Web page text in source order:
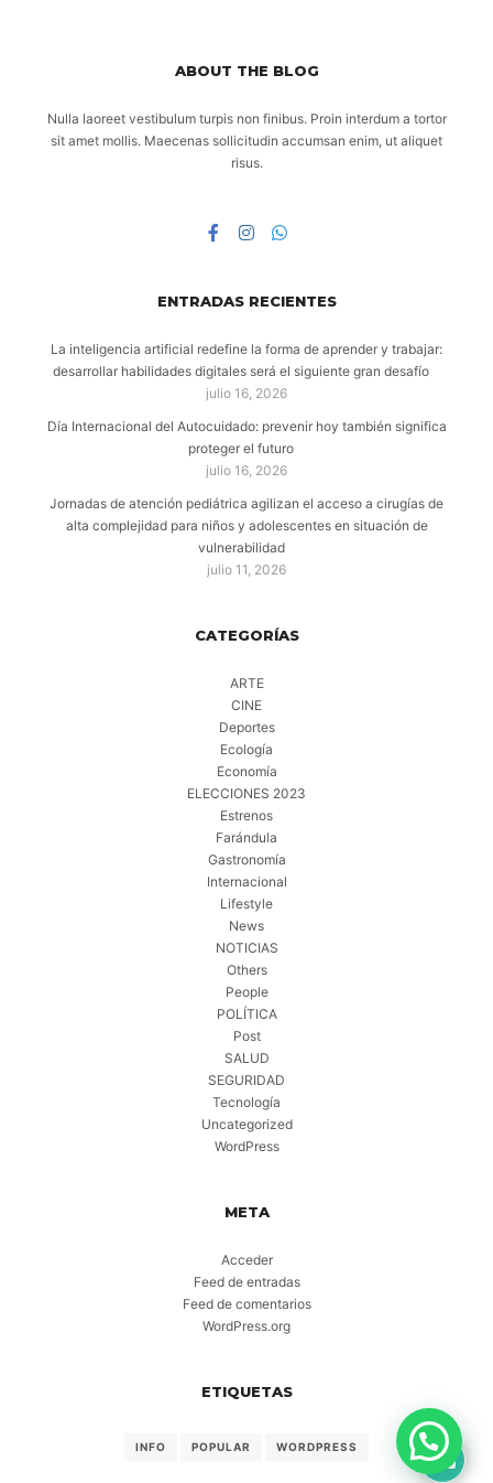
ABOUT THE BLOG
Nulla laoreet vestibulum turpis non finibus. Proin interdum a tortor
sit amet mollis. Maecenas sollicitudin accumsan enim, ut aliquet
risus.
ENTRADAS RECIENTES
La inteligencia artificial redefine la forma de aprender y trabajar:
desarrollar habilidades digitales será el siguiente gran desafío
julio 16, 2026
Día Internacional del Autocuidado: prevenir hoy también significa
proteger el futuro
julio 16, 2026
Jornadas de atención pediátrica agilizan el acceso a cirugías de
alta complejidad para niños y adolescentes en situación de
vulnerabilidad
julio 11, 2026
CATEGORÍAS
ARTE
CINE
Deportes
Ecología
Economía
ELECCIONES 2023
Estrenos
Farándula
Gastronomía
Internacional
Lifestyle
News
NOTICIAS
Others
People
POLÍTICA
Post
SALUD
SEGURIDAD
Tecnología
Uncategorized
WordPress
META
Acceder
Feed de entradas
Feed de comentarios
WordPress.org
ETIQUETAS
INFO POPULAR WORDPRESS